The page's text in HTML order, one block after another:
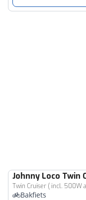
Johnny Loco Twin
Twin Cruiser ( incl. 500W
Bakfiets